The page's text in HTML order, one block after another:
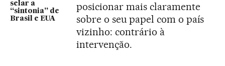
selar a
“sintonia” de
Brasil e EUA
posicionar mais claramente
sobre o seu papel com o país
vizinho: contrário à
intervenção.